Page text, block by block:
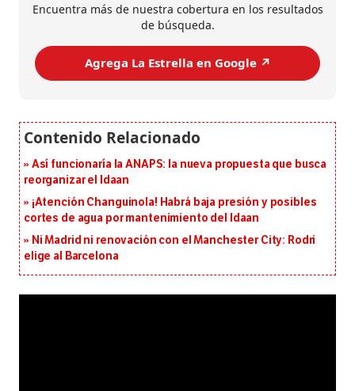
Encuentra más de nuestra cobertura en los resultados
de búsqueda.
Agrega La Estrella en Google ↗️
Así funcionaría la ANAPS: la nueva propuesta que busca
reorganizar el Idaan
¡Atención Changuinola! Habrá baja presión y posibles
cortes de agua por mantenimiento del Idaan
Ni Madrid ni renovación con el Manchester City: Rodri
elige al Barcelona